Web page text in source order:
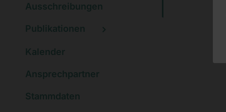
Ausschreibungen
Publikationen
Kalender
Ansprechpartner
Stammdaten